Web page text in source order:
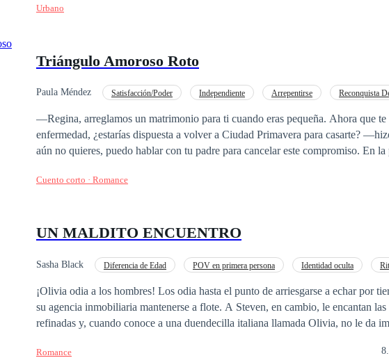
Urbano
Triángulo Amoroso Roto
Paula Méndez Satisfacción/Poder Independiente Arrepentirse Reconquista
—Regina, arreglamos un matrimonio para ti cuando eras pequeña. Ahora que te
enfermedad, ¿estarías dispuesta a volver a Ciudad Primavera para casarte?
aún no quieres, puedo hablar con tu padre para cancelar este compromiso. En
vez más no lograría convencerla, ella finalmente habló: —Estoy dispuesta a
Puerto Turquesa. Volveré en dos semanas. Mamá, pueden ir preparando la boda.
Cuento corto · Romance
UN MALDITO ENCUENTRO
Sasha Black Diferencia de Edad POV en primera persona Identidad oculta
¡Olivia odia a los hombres! Los odia hasta el punto de arriesgarse a echar por tierra el acuerdo que permitiría a
su agencia inmobiliaria mantenerse a flote. A Steven, en cambio, le encantan las mujeres bellas, elegantes y
refinadas y, cuando conoce a una duendecilla italiana llamada Olivia, no le da
Romance